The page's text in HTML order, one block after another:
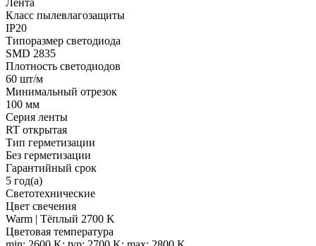
Класс пылевлагозащиты
IP20
Типоразмер светодиода
SMD 2835
Плотность светодиодов
60 шт/м
Минимальный отрезок
100 мм
Серия ленты
RT открытая
Тип герметизации
Без герметизации
Гарантийный срок
5 год(а)
Светотехнические
Цвет свечения
Warm | Тёплый 2700 K
Цветовая температура